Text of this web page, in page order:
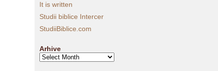
It is written
Studii biblice Intercer
StudiiBiblice.com
Arhive
Arhive